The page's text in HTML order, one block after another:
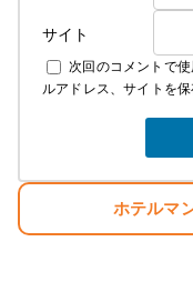
サイト
次回のコメントで
ルアドレス、サイトを保
ホテルマ